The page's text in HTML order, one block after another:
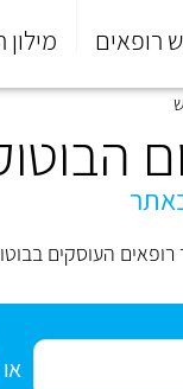
רופאים מילון
העוסקים
או